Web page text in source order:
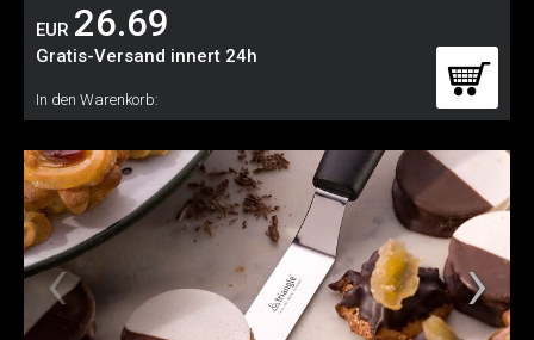
EUR 26.69
Gratis-Versand innert 24h
In den Warenkorb: